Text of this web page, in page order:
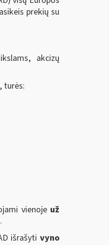
prekių su
akcizų
turės:
vienoje už
išrašyti vyno